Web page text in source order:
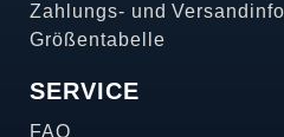
Zahlungs- und
Größentabelle
SERVICE
FAQ